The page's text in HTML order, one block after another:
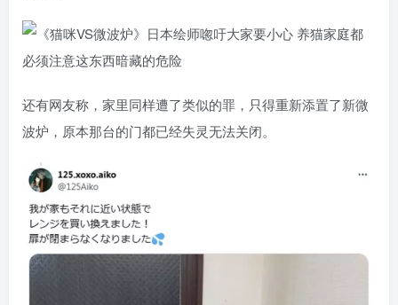
还有网友称，家里同样遭了类似的罪，只得重新添置了新微
波炉，原本那台的门都已经失灵无法关闭。